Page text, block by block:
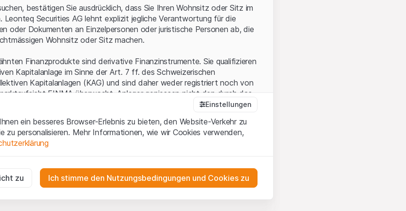
bestätigen Sie ausdrücklich, dass Sie Ihren Wohnsitz oder Sitz im
Leonteq Securities AG lehnt explizit jegliche Verantwortung für die
oder Dokumenten an Einzelpersonen oder juristische Personen ab, die
Wohnsitz oder Sitz machen.
Finanzprodukte sind derivative Finanzinstrumente. Sie qualifizieren
Kapitalanlage im Sinne der Art. 7 ff. des Schweizerischen
Kapitalanlagen (KAG) und sind daher weder registriert noch von
FINMA überwacht. Anleger geniessen nicht den durch das
Anlegerschutz.
rechtliche Informationen
der Leonteq Securities AG (die "Website") erklären Sie, dass Sie die
die wichtigen Hinweise und
(wie z.B. Urheber¬, Design¬ und Markenrechte) an dem auf der
Einstellungen
ein besseres Browser-Erlebnis zu bieten, den Website-Verkehr zu
zu personalisieren. Mehr Informationen, wie wir Cookies verwenden,
erforderlich und können nicht deaktiviert werden.
zu Ich stimme den Nutzungsbedingungen und Cookies zu